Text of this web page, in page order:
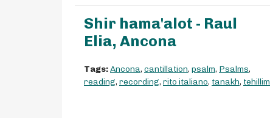
Shir hama'alot - Raul
Elia, Ancona
Tags:Ancona, cantillation, psalm, Psalms,
reading, recording, rito italiano, tanakh, tehillim